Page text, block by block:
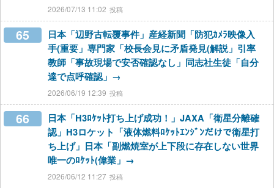
2026/07/13 11:02
65
日本「辺野古転覆事件」産経新聞「防犯ｶﾒﾗ映像入
手(重要」専門家「校長会見に矛盾発見(解説」引率
教師「事故現場で安否確認なし」同志社生徒「自分
達で点呼確認」→
2026/06/19 12:39
66
日本「H3ﾛｹｯﾄ打ち上げ成功！」JAXA「衛星分離確
認」H3ロケット「液体燃料ﾛｹｯﾄｴﾝｼﾞﾝだけで衛星打
ち上げ」日本「副燃焼室が上下段に存在しない世界
唯一のﾛｹｯﾄ(偉業」→
2026/06/12 11:27